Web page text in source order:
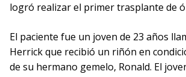
logró realizar el primer trasplante de
El paciente fue un joven de 23 años
Herrick que recibió un riñón en
de su hermano gemelo, Ronald. El